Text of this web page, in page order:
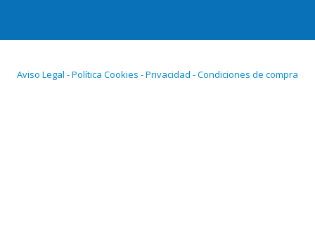
Aviso Legal - Política Cookies - Privacidad - Condiciones de compra